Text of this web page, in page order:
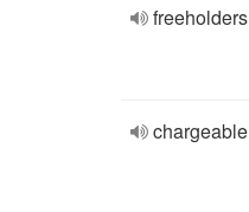
freeholders
chargeable